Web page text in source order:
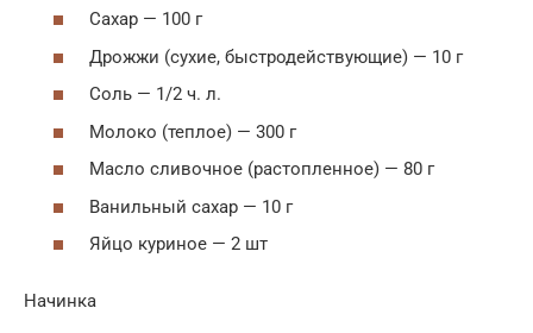
Сахар — 100 г
Дрожжи (сухие, быстродействующие) — 10 г
Соль — 1/2 ч. л.
Молоко (теплое) — 300 г
Масло сливочное (растопленное) — 80 г
Ванильный сахар — 10 г
Яйцо куриное — 2 шт
Начинка